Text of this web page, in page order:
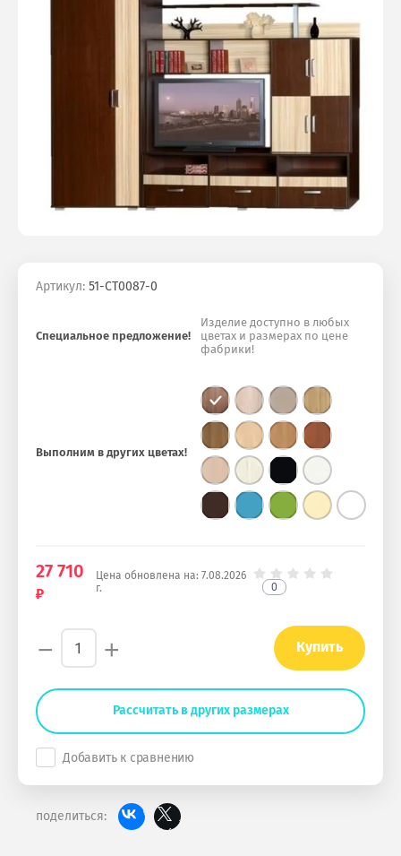
Артикул: 51-СТ0087-0
Специальное предложение!
Изделие доступно в любых
цветах и размерах по цене
фабрики!
Выполним в других цветах!
27 710 Цена обновлена на:7.08.2026
г.
0
− + Купить
Рассчитать в других размерах
Добавить к сравнению
поделиться: